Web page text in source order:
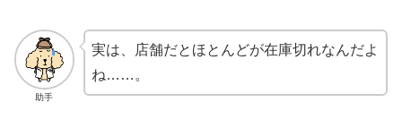
助手
実は、店舗だとほとんどが在庫切れなんだよ
ね……。